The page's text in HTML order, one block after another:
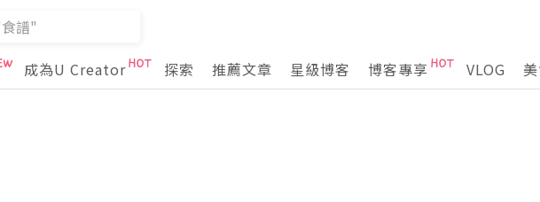
成為U Creator 探索 推薦文章 星級博客 博客專享 VLOG